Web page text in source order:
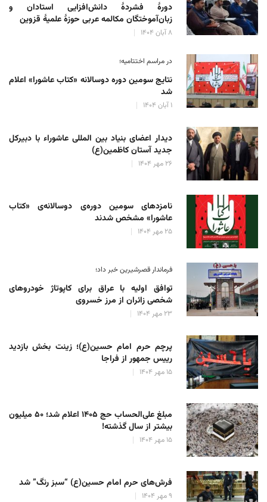
دورهٔ فشردهٔ دانش‌افزایی استادان و
زبان‌آموختگان مکالمه عربی حوزهٔ علمیهٔ قزوین
۸ آبان ۱۴۰۴
در مراسم اختتامیه؛
نتایج سومین دوره‌ دوسالانه‌ «کتاب عاشورا» اعلام
شد
۱ آبان ۱۴۰۴
دیدار اعضای بنیاد بین المللی عاشوراء با دبیرکل
جدید آستان کاظمین(ع)
۲۶ مهر ۱۴۰۴
نامزدهای سومین دوره‌ی دوسالانه‌ی «کتاب
عاشورا» مشخص شدند
۲۵ مهر ۱۴۰۴
فرماندار قصرشیرین خبر داد؛
توافق اولیه با عراق برای کاپوتاژ خودروهای
شخصی زائران از مرز خسروی
۲۳ مهر ۱۴۰۴
پرچم حرم امام حسین(ع)؛ زینت بخش بازدید
رییس جمهور از فراجا
۱۵ مهر ۱۴۰۴
مبلغ علی‌الحساب حج ۱۴۰۵ اعلام شد؛ ۵۰ میلیون
بیشتر از سال گذشته!
۱۵ مهر ۱۴۰۴
فرش‌های حرم امام حسین(ع) “سبز رنگ” شد
۹ مهر ۱۴۰۴